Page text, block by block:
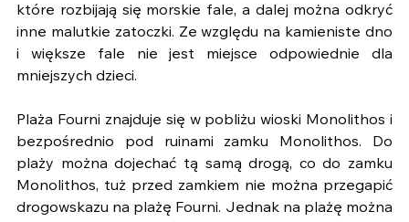
które rozbijają się morskie fale, a dalej można odkryć
inne malutkie zatoczki. Ze względu na kamieniste dno
i większe fale nie jest miejsce odpowiednie dla
mniejszych dzieci.
Plaża Fourni znajduje się w pobliżu wioski Monolithos i
bezpośrednio pod ruinami zamku Monolithos. Do
plaży można dojechać tą samą drogą, co do zamku
Monolithos, tuż przed zamkiem nie można przegapić
drogowskazu na plażę Fourni. Jednak na plażę można